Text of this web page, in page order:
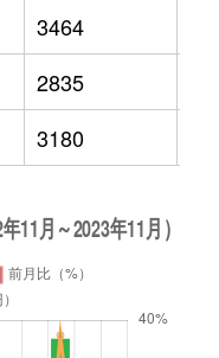
3464
2835
3180